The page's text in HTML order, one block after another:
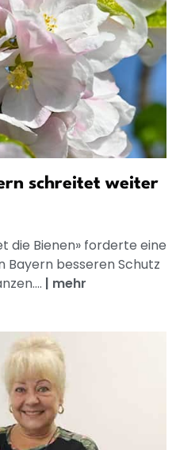
schreitet weiter
die Bienen» forderte eine
Bayern besseren Schutz
| mehr